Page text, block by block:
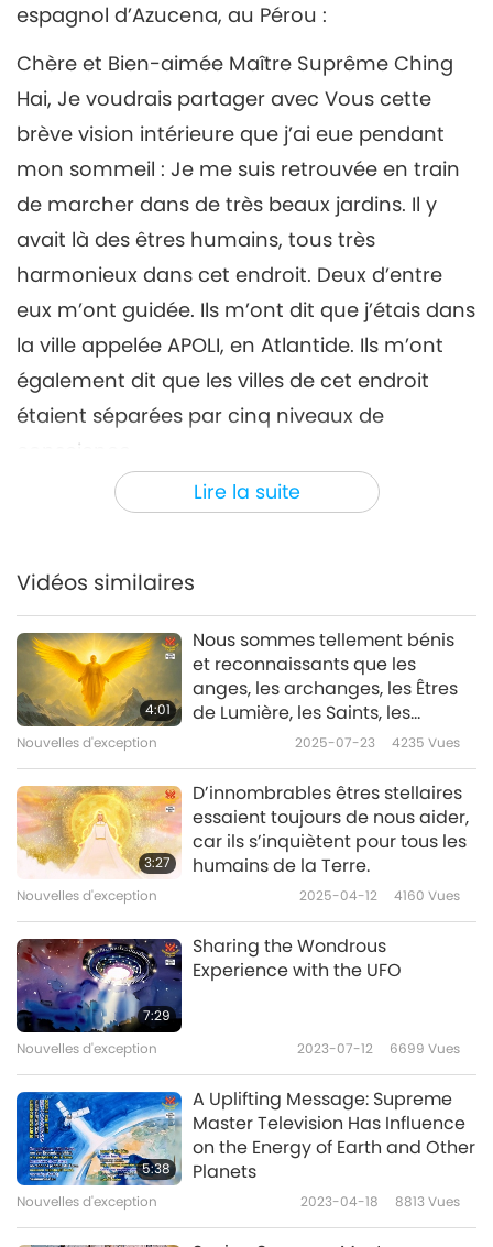
Lire la suite
espagnol d’Azucena, au Pérou :
Chère et Bien-aimée Maître Suprême Ching
Hai, Je voudrais partager avec Vous cette
brève vision intérieure que j’ai eue pendant
mon sommeil : Je me suis retrouvée en train
de marcher dans de très beaux jardins. Il y
avait là des êtres humains, tous très
harmonieux dans cet endroit. Deux d’entre
eux m’ont guidée. Ils m’ont dit que j’étais dans
la ville appelée APOLI, en Atlantide. Ils m’ont
également dit que les villes de cet endroit
étaient séparées par cinq niveaux de
conscience.
J’ai continué à marcher avec eux jusqu’à une
Elle était de couleur dorée, semblait être faite
m’approcher de la sphère, j’ai demandé à
mes compagnons : « Comment puis-je
revenir ici, à cet endroit, la prochaine fois ? »
Ils m’ont répondu : « Garde la joie, l’amour
conscient et la pureté. De cette façon, nous
serons toujours ensemble. »
Enfin, ils m’ont dit que Supreme Master
Television génère de grandes sphères
cristallines qui permettent plus de connexions
positives autour de la planète. Cela permet
une plus grande affinité et une approche plus
rapide d’êtres comme eux vers nous. Grâce à
ces sphères générées par Supreme Master
Television, cela a pu se produire.
Ce qui était prédit pour cette époque, c’est
l’approche d’êtres plus évolués et plus élevés
comme eux vers nous. Supreme Master
Vidéos similaires
4:01
Nous sommes tellement bénis
et reconnaissants que les
anges, les archanges, les Êtres
de Lumière, les Saints, les
Maîtres éclairés, les Bouddhas
ensemble pour aider la Terre et
tous les êtres qui y vivent.
Nouvelles d'exception 2025-07-23 4235 Vues
3:27
D’innombrables êtres stellaires
essaient toujours de nous aider,
car ils s’inquiètent pour tous les
humains de la Terre.
Nouvelles d'exception 2025-04-12 4160 Vues
7:29
Sharing the Wondrous
Experience with the UFO
Nouvelles d'exception 2023-07-12 6699 Vues
5:38
A Uplifting Message: Supreme
Master Television Has Influence
on the Energy of Earth and Other
Planets
Nouvelles d'exception 2023-04-18 8813Vues